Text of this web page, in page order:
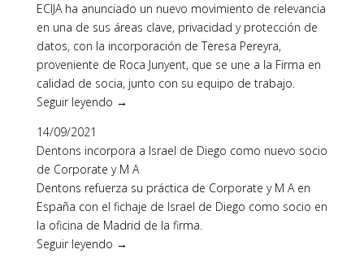
ECIJA ha anunciado un nuevo movimiento de relevancia
en una de sus áreas clave, privacidad y protección de
datos, con la incorporación de Teresa Pereyra,
proveniente de Roca Junyent, que se une a la Firma en
calidad de socia, junto con su equipo de trabajo.
Seguir leyendo →
14/09/2021
Dentons incorpora a Israel de Diego como nuevo socio
de Corporate y M A
Dentons refuerza su práctica de Corporate y M A en
España con el fichaje de Israel de Diego como socio en
la oficina de Madrid de la firma.
Seguir leyendo →